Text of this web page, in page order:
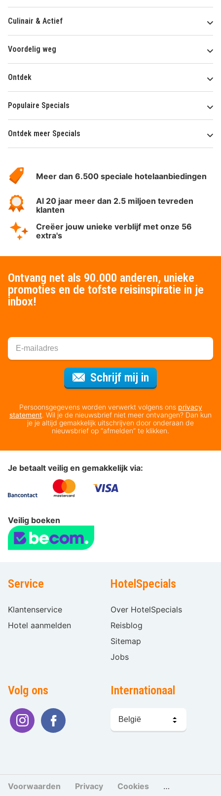
Culinair & Actief
Voordelig weg
Ontdek
Populaire Specials
Ontdek meer Specials
HotelSpecials
Meer dan 6.500 speciale hotelaanbiedingen
Al 20 jaar meer dan 2.5 miljoen tevreden
klanten
Creëer jouw unieke verblijf met onze 56
extra's
Ontvang net als 90.000 anderen, unieke
promoties en de tofste reisinspiratie in je
inbox!
Schrijf mij in
Persoonsgegevens worden verwerkt volgens ons privacy
statement. Wil je de nieuwsbrief niet meer ontvangen? Dan kun
je je altijd gemakkelijk uitschrijven door onderaan de
nieuwsbrief op “afmelden” te klikken.
Je betaalt veilig en gemakkelijk via:
Veilig boeken
Service
Klantenservice
Hotel aanmelden
HotelSpecials
Over HotelSpecials
Reisblog
Sitemap
Jobs
Volg ons Internationaal
kiezen
Voorwaarden Privacy Cookies Cookies